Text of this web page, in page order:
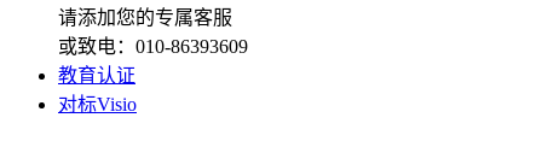
请添加您的专属客服
或致电：010-86393609
教育认证
对标Visio